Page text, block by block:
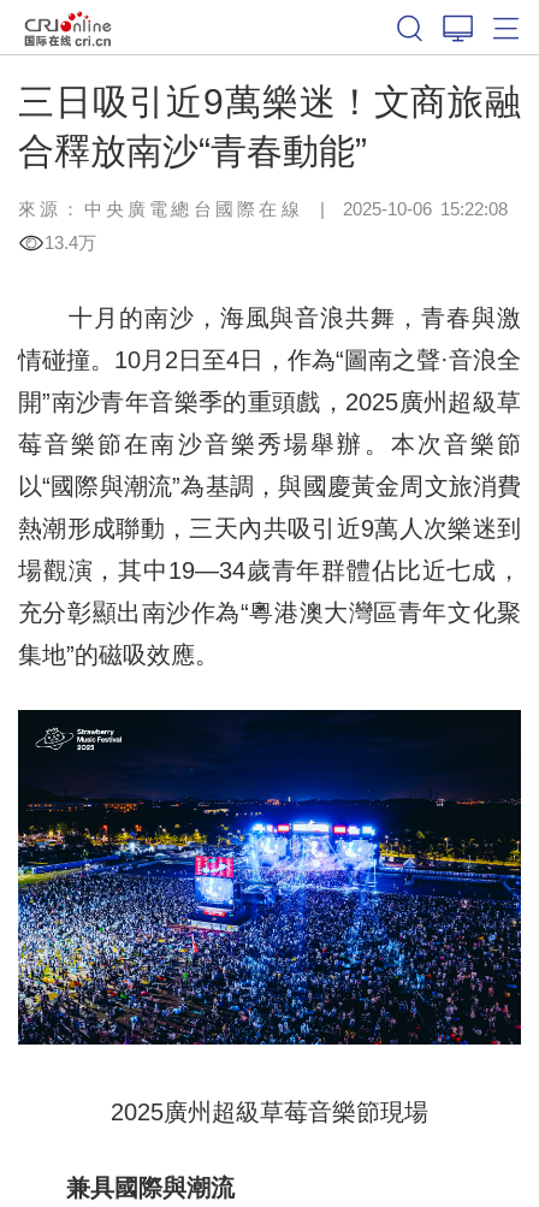
三日吸引近9萬樂迷！文商旅融
合釋放南沙“青春動能”
來源：中央廣電總台國際在線 | 2025-10-06 15:22:08
13.4万
十月的南沙，海風與音浪共舞，青春與激
情碰撞。10月2日至4日，作為“圖南之聲·音浪全
開”南沙青年音樂季的重頭戲，2025廣州超級草
莓音樂節在南沙音樂秀場舉辦。本次音樂節
以“國際與潮流”為基調，與國慶黃金周文旅消費
熱潮形成聯動，三天內共吸引近9萬人次樂迷到
場觀演，其中19—34歲青年群體佔比近七成，
充分彰顯出南沙作為“粵港澳大灣區青年文化聚
集地”的磁吸效應。
2025廣州超級草莓音樂節現場
兼具國際與潮流